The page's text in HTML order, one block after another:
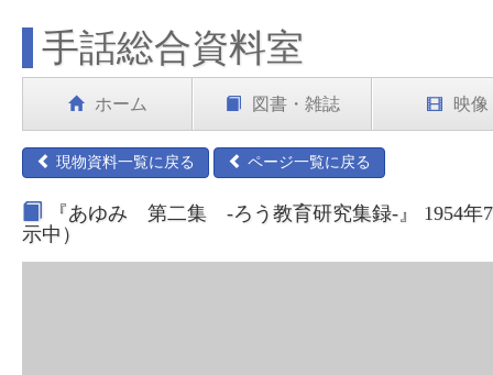
手話総合資料室
ホーム 図書・雑誌 映像
現物資料一覧に戻る ページ一覧に戻る
『あゆみ 第二集 -ろう教育研究集録-』 1954
示中）